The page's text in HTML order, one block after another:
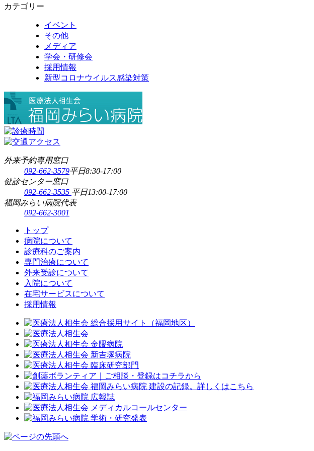
カテゴリー
イベント
その他
メディア
学会・研修会
採用情報
新型コロナウイルス感染対策
外来予約専用窓口
092-662-3579平日8:30-17:00
健診センター窓口
092-662-3535 平日13:00-17:00
福岡みらい病院代表
092-662-3001
トップ
病院について
診療科のご案内
専門治療について
外来受診について
入院について
在宅サービスについて
採用情報